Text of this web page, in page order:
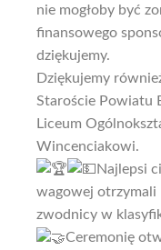
nie mogłoby być
finansowego
dziękujemy.
Dziękujemy
Staroście Powiatu
Liceum
Wincenciakowi.
Najlepsi
wagowej otrzymali
zwodnicy w
Ceremonię